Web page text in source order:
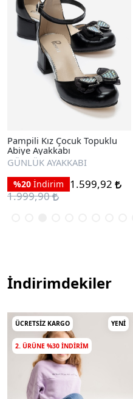
Pampili Kız Çocuk Topuklu
Abiye Ayakkabı
GÜNLÜK AYAKKABI
%20 İndirim
1.599,92
1.999,90
İndirimdekiler
ÜCRETSIZ KARGO YENI
2. ÜRÜNE %30 INDIRIM